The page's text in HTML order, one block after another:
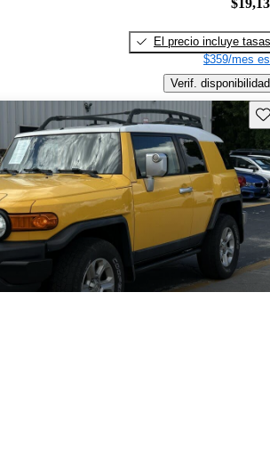
El precio incluye tasas
$359/mes
Verif. disponibilidad